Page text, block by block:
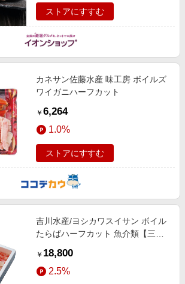
ストアにすすむ
カネサン佐藤水産 味工房 ボイルズ
ワイガニハーフカット
￥ 6,264
1.0%
ストアにすすむ
吉川水産/ヨシカワスイサン ボイル
たらばハーフカット 魚介類【三越
￥ 18,800
2.5%